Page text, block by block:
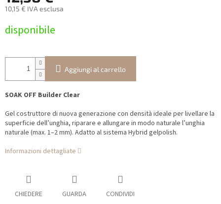
10,15 € IVA esclusa
della
disponibile
Aggiungi al carrello
SOAK OFF Builder Clear
Gel costruttore di nuova generazione con densità ideale per livellare la
superficie dell’unghia, riparare e allungare in modo naturale l’unghia
naturale (max. 1–2 mm). Adatto al sistema Hybrid gelpolish.
Informazioni dettagliate
CHIEDERE GUARDA CONDIVIDI